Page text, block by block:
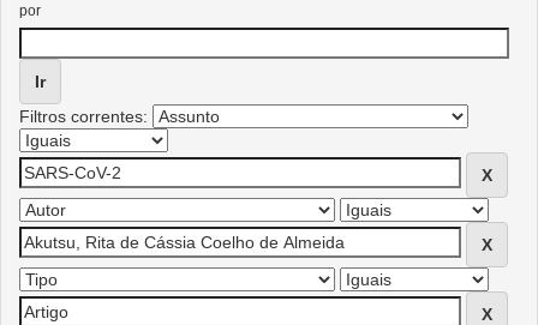
por
Filtros correntes: